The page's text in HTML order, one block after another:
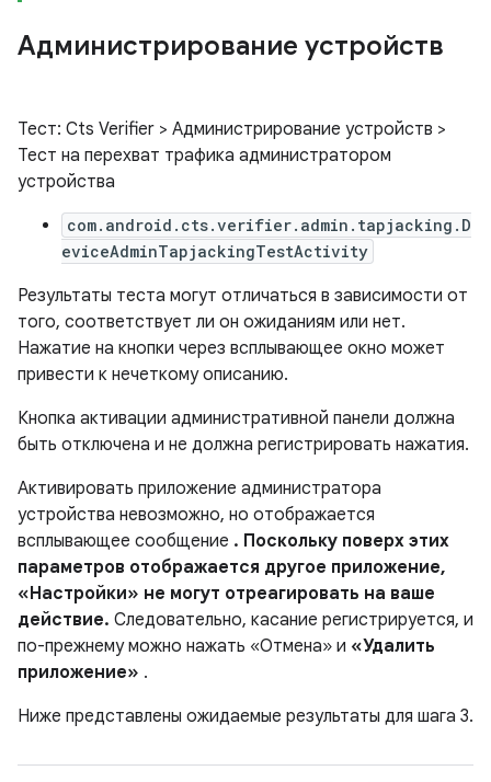
Администрирование устройств
Тест: Cts Verifier > Администрирование устройств >
Тест на перехват трафика администратором
устройства
com.android.cts.verifier.admin.tapjacking.D
eviceAdminTapjackingTestActivity
Результаты теста могут отличаться в зависимости от
того, соответствует ли он ожиданиям или нет.
Нажатие на кнопки через всплывающее окно может
привести к нечеткому описанию.
Кнопка активации административной панели должна
быть отключена и не должна регистрировать нажатия.
Активировать приложение администратора
устройства невозможно, но отображается
всплывающее сообщение . Поскольку поверх этих
параметров отображается другое приложение,
«Настройки» не могут отреагировать на ваше
действие. Следовательно, касание регистрируется, и
по-прежнему можно нажать «Отмена» и «Удалить
приложение» .
Ниже представлены ожидаемые результаты для шага 3.